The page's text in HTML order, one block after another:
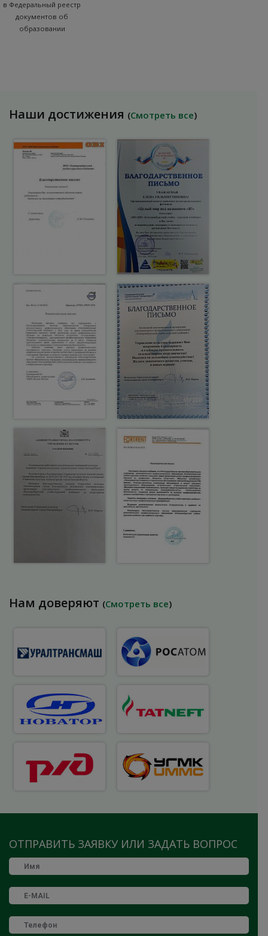
в Федеральный реестр
документов об
образовании
Наши достижения (Смотреть все)
Нам доверяют (Смотреть все)
ОТПРАВИТЬ ЗАЯВКУ ИЛИ ЗАДАТЬ ВОПРОС